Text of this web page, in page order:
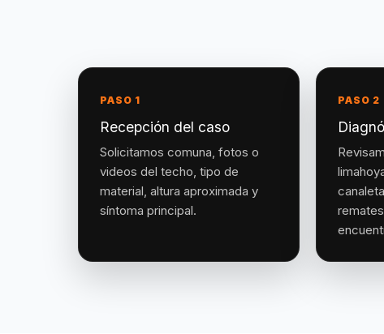
PASO 1
Recepción del caso
Solicitamos comuna, fotos o
videos del techo, tipo de
material, altura aproximada y
síntoma principal.
PASO 2